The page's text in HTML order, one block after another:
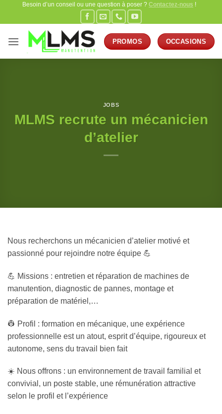
PasserBesoin d’un conseil ou une question à poser ? Contactez-nous !
PROMOS OCCASIONS
JOBS
MLMS recrute un mécanicien
d’atelier
Nous recherchons un mécanicien d’atelier motivé et
passionné pour rejoindre notre équipe 💪
💪 Missions : entretien et réparation de machines de
manutention, diagnostic de pannes, montage et
préparation de matériel,…
👷 Profil : formation en mécanique, une expérience
professionnelle est un atout, esprit d’équipe, rigoureux et
autonome, sens du travail bien fait
☀️ Nous offrons : un environnement de travail familial et
convivial, un poste stable, une rémunération attractive
selon le profil et l’expérience